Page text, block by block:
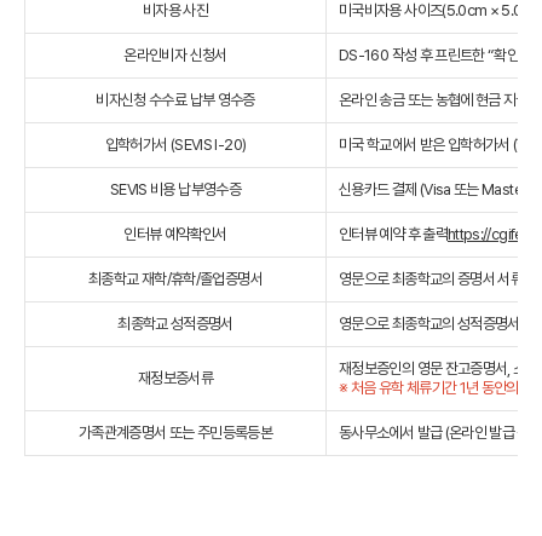
비자용 사진 미국비자용 사이즈(5.0cm ×
온라인비자 신청서 DS-160 작성 후 프린트한 “확인
비자신청 수수료 납부 영수증 온라인 송금 또는 농협에 현금 지급
입학허가서 (SEVIS I-20) 미국 학교에서 받은 입학허가서 (학
SEVIS 비용 납부영수증 신용카드 결제 (Visa 또는 Master)
인터뷰 예약확인서 인터뷰 예약 후 출력https://
최종학교 재학/휴학/졸업증명서 영문으로 최종학교의 증명서 서류 (
최종학교 성적증명서 영문으로 최종학교의 성적증명서 (
재정보증서류
재정보증인의 영문 잔고증명서, 소
※ 처음 유학 체류기간 1년 동안의 학
가족관계증명서 또는 주민등록등본 동사무소에서 발급 (온라인 발급 증